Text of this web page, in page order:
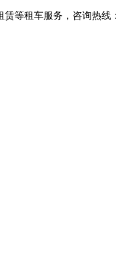
等租车服务，咨询热线